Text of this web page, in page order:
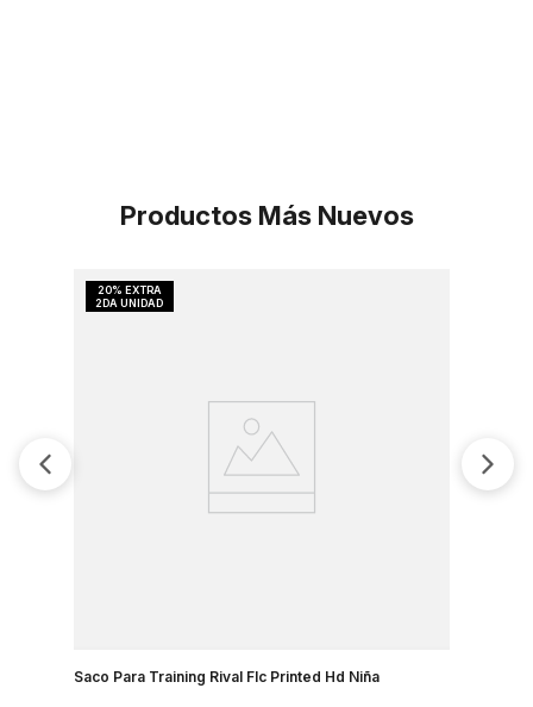
Productos Más Nuevos
Saco Para Training Rival Flc Printed Hd Niña